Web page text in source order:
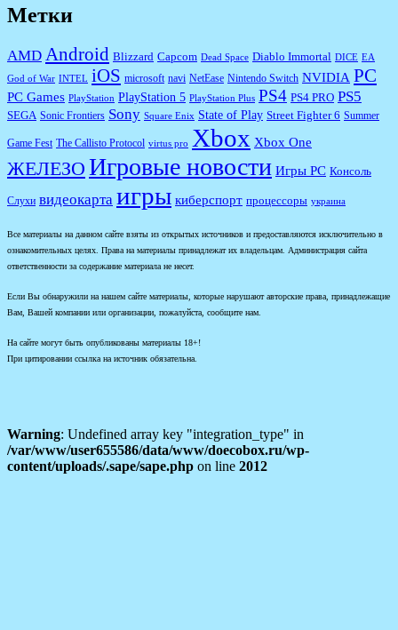
Метки
AMD Android Blizzard Capcom Dead Space Diablo Immortal DICE EA
God of War INTEL iOS microsoft navi NetEase Nintendo Switch NVIDIA PC
PC Games PlayStation PlayStation 5 PlayStation Plus PS4 PS4 PRO PS5
SEGA Sonic Frontiers Sony Square Enix State of Play Street Fighter 6 Summer
Game Fest The Callisto Protocol virtus pro Xbox Xbox One
ЖЕЛЕЗО Игровые новости Игры PC Консоль
Слухи видеокарта игры киберспорт процессоры украина
Все материалы на данном сайте взяты из открытых источников и предоставляются исключительно в
ознакомительных целях. Права на материалы принадлежат их владельцам. Администрация сайта
ответственности за содержание материала не несет.
Если Вы обнаружили на нашем сайте материалы, которые нарушают авторские права, принадлежащие
Вам, Вашей компании или организации, пожалуйста, сообщите нам.
На сайте могут быть опубликованы материалы 18+!
При цитировании ссылка на источник обязательна.
Warning: Undefined array key "integration_type" in
/var/www/user655586/data/www/doecobox.ru/wp-
content/uploads/.sape/sape.php on line 2012